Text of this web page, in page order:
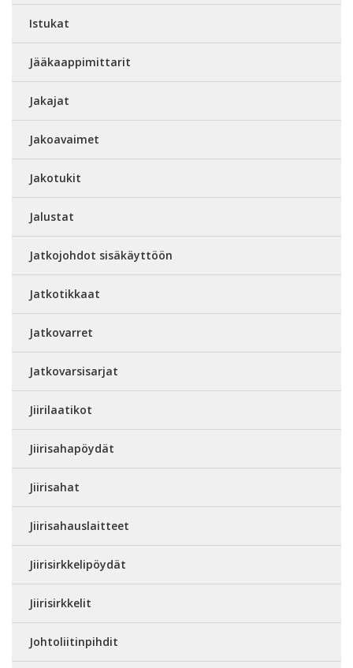
Istukat
Jääkaappimittarit
Jakajat
Jakoavaimet
Jakotukit
Jalustat
Jatkojohdot sisäkäyttöön
Jatkotikkaat
Jatkovarret
Jatkovarsisarjat
Jiirilaatikot
Jiirisahapöydät
Jiirisahat
Jiirisahauslaitteet
Jiirisirkkelipöydät
Jiirisirkkelit
Johtoliitinpihdit